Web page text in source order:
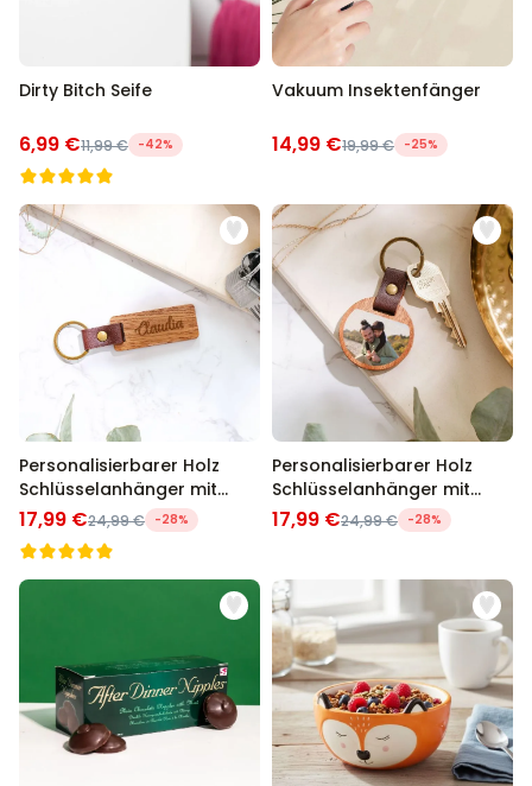
Dirty Bitch Seife
6,99 €11,99 € -42%
Vakuum Insektenfänger
14,99 €19,99 € -25%
Personalisierbarer Holz
Schlüsselanhänger mit
Name
17,99 €24,99 € -28%
Personalisierbarer Holz
Schlüsselanhänger mit
Foto
17,99 €24,99 € -28%